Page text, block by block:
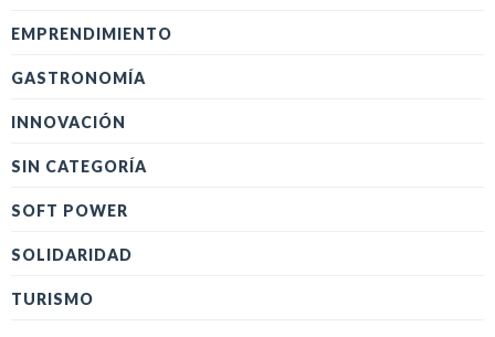
EMPRENDIMIENTO
GASTRONOMÍA
INNOVACIÓN
SIN CATEGORÍA
SOFT POWER
SOLIDARIDAD
TURISMO